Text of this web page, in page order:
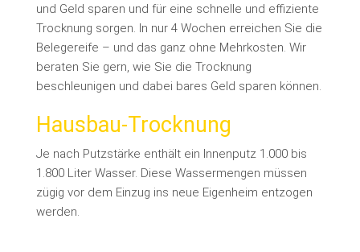
und Geld sparen und für eine schnelle und effiziente
Trocknung sorgen. In nur 4 Wochen erreichen Sie die
Belegereife – und das ganz ohne Mehrkosten. Wir
beraten Sie gern, wie Sie die Trocknung
beschleunigen und dabei bares Geld sparen können.
Hausbau-Trocknung
Je nach Putzstärke enthält ein Innenputz 1.000 bis
1.800 Liter Wasser. Diese Wassermengen müssen
zügig vor dem Einzug ins neue Eigenheim entzogen
werden.